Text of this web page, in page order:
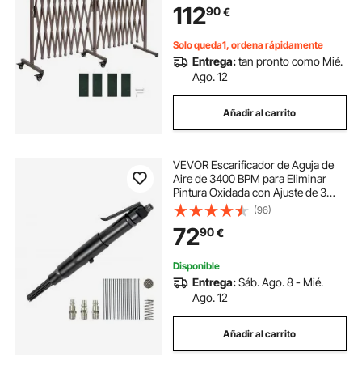
de Espacios, Color Marrón
11290€
Solo queda1, ordena rápidamente
Entrega:tan pronto como Mié.
Ago. 12
Añadir al carrito
VEVOR Escarificador de Aguja de
Aire de 3400 BPM para Eliminar
Pintura Oxidada con Ajuste de 3
Velocidades, 19 Agujas
Endurecidas, 3 Conectores de
Boquilla de Aire, Compacto, con
Agarre Ergonómico
(96)
7290€
Disponible
Entrega:Sáb. Ago. 8 - Mié.
Ago. 12
Añadir al carrito